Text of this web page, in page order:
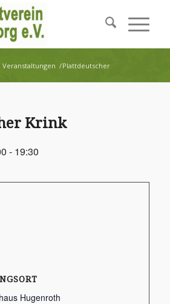
Veranstaltungen /Plattdeutscher
Krink
- 19:30
Hugenroth